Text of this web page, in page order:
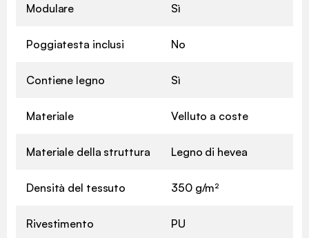
Modulare Sì
Poggiatesta inclusi No
Contiene legno Sì
Materiale Velluto a coste
Materiale della struttura Legno di hevea
Densità del tessuto 350 g/m²
Rivestimento PU